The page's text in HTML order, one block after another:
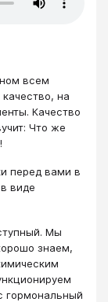
всем
на
Качество
Что же
перед вами в
виде
Мы
знаем,
гормональный